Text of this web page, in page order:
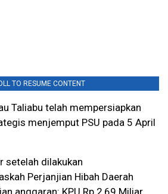
TO RESUME CONTENT
Taliabu telah mempersiapkan
menjemput PSU pada 5 April
setelah dilakukan
Perjanjian Hibah Daerah